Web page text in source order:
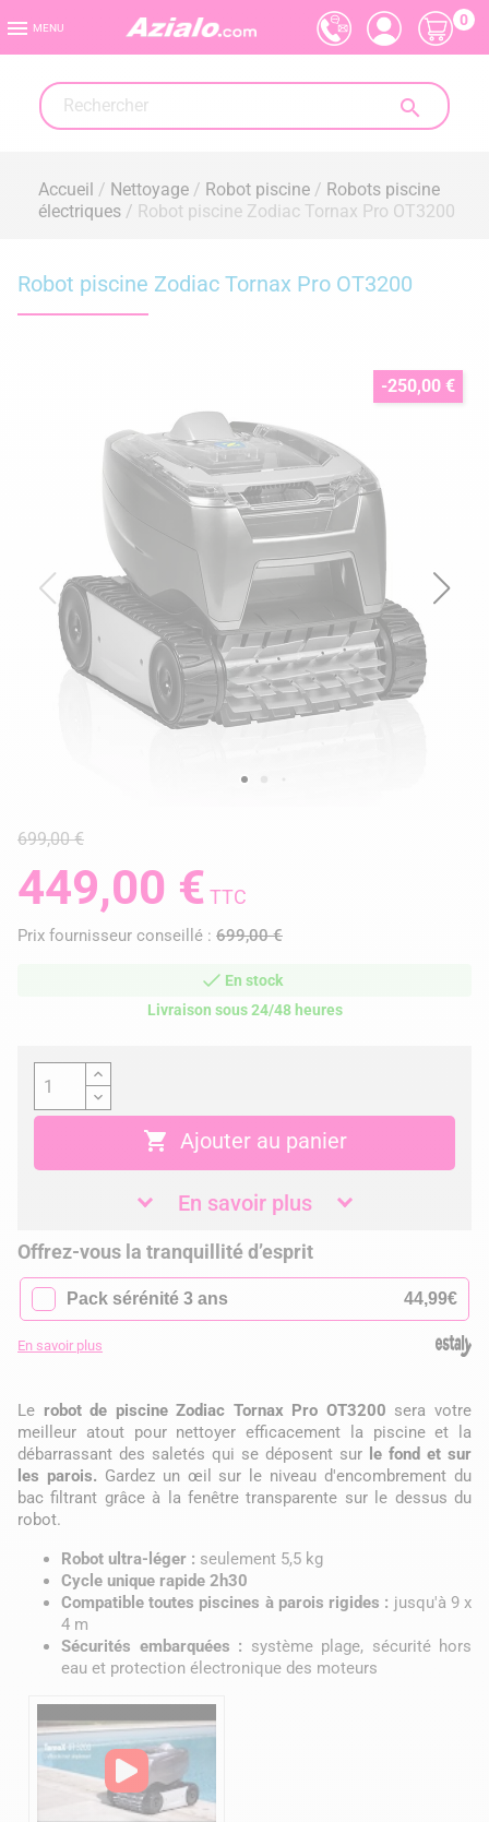
 MENU

0
Accueil Nettoyage Robot piscine
Robots piscine
électriques
Robot piscine Zodiac Tornax Pro OT3200
Robot piscine Zodiac Tornax Pro OT3200
-250,00 €
699,00 €
449,00 € TTC
Prix fournisseur conseillé : 699,00 €
En stock
Livraison sous 24/48 heures
 Ajouter au panier
En savoir plus
Offrez-vous la tranquillité d’esprit
✓ Pack sérénité 3 ans 44,99€
En savoir plus
Le robot de piscine Zodiac Tornax Pro OT3200 sera votre
meilleur atout pour nettoyer efficacement la piscine et la
débarrassant des saletés qui se déposent sur le fond et sur
les parois. Gardez un œil sur le niveau d'encombrement du
bac filtrant grâce à la fenêtre transparente sur le dessus du
robot.
Robot ultra-léger : seulement 5,5 kg
Cycle unique rapide 2h30
Compatible toutes piscines à parois rigides : jusqu'à 9 x
4 m
Sécurités embarquées : système plage, sécurité hors
eau et protection électronique des moteurs